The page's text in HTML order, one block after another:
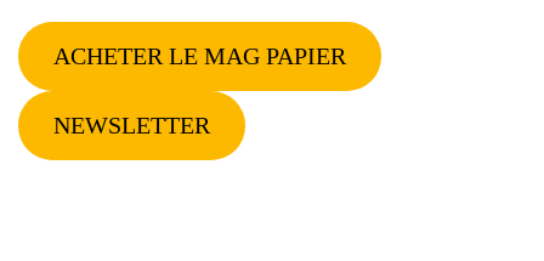
ACHETER LE MAG PAPIER
NEWSLETTER